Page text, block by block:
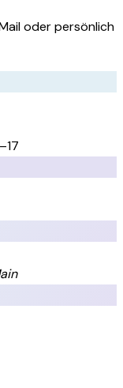
oder persönlich